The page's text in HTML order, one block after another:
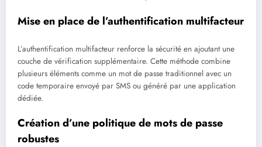
Mise en place de l’authentification multifacteur
L’authentification multifacteur renforce la sécurité en ajoutant une
couche de vérification supplémentaire. Cette méthode combine
plusieurs éléments comme un mot de passe traditionnel avec un
code temporaire envoyé par SMS ou généré par une application
dédiée.
Création d’une politique de mots de passe
robustes